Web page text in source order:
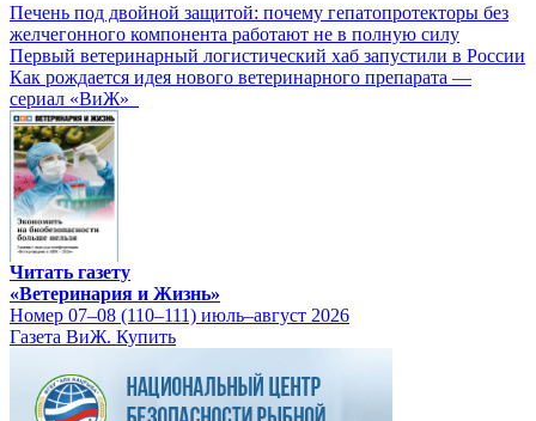
Печень под двойной защитой: почему гепатопротекторы без
желчегонного компонента работают не в полную силу
Первый ветеринарный логистический хаб запустили в России
Как рождается идея нового ветеринарного препарата —
сериал «ВиЖ»
Читать газету
«Ветеринария и Жизнь»
Номер 07–08 (110–111) июль–август 2026
Газета ВиЖ. Купить